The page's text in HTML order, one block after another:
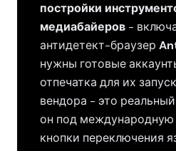
постройки
медиабайеров -
антидетект-браузер
нужны готовые
отпечатка для их
вендора - это
он под международную
кнопки переключения